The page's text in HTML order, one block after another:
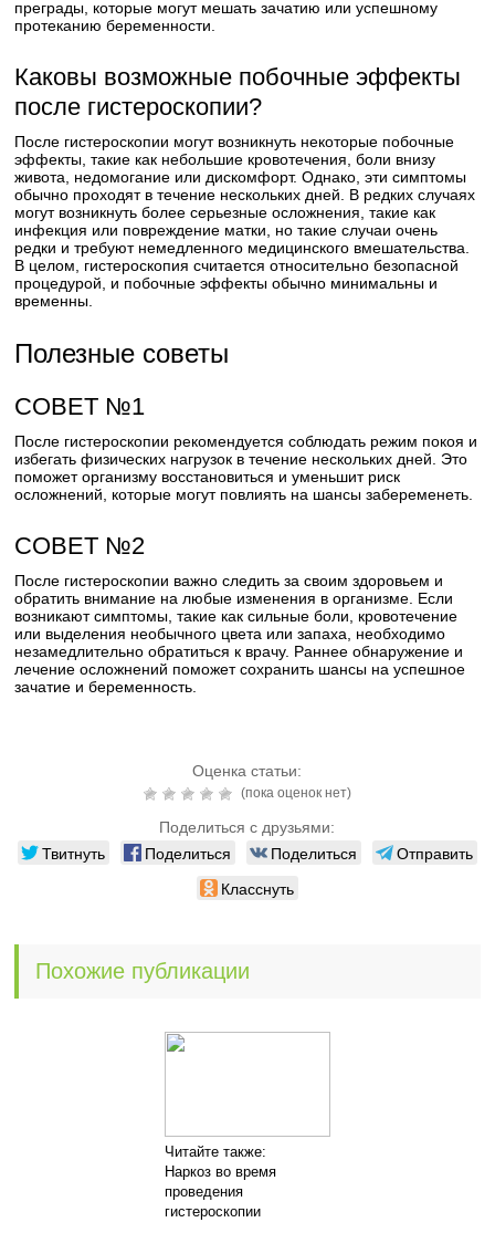
преграды, которые могут мешать зачатию или успешному
протеканию беременности.
Каковы возможные побочные эффекты
после гистероскопии?
После гистероскопии могут возникнуть некоторые побочные
эффекты, такие как небольшие кровотечения, боли внизу
живота, недомогание или дискомфорт. Однако, эти симптомы
обычно проходят в течение нескольких дней. В редких случаях
могут возникнуть более серьезные осложнения, такие как
инфекция или повреждение матки, но такие случаи очень
редки и требуют немедленного медицинского вмешательства.
В целом, гистероскопия считается относительно безопасной
процедурой, и побочные эффекты обычно минимальны и
временны.
Полезные советы
СОВЕТ №1
После гистероскопии рекомендуется соблюдать режим покоя и
избегать физических нагрузок в течение нескольких дней. Это
поможет организму восстановиться и уменьшит риск
осложнений, которые могут повлиять на шансы забеременеть.
СОВЕТ №2
После гистероскопии важно следить за своим здоровьем и
обратить внимание на любые изменения в организме. Если
возникают симптомы, такие как сильные боли, кровотечение
или выделения необычного цвета или запаха, необходимо
незамедлительно обратиться к врачу. Раннее обнаружение и
лечение осложнений поможет сохранить шансы на успешное
зачатие и беременность.
Оценка статьи:
(пока оценок нет)
Поделиться с друзьями:
Твитнуть Поделиться Поделиться
Отправить
Класснуть
Похожие публикации
Читайте также:
Наркоз во время
проведения
гистероскопии